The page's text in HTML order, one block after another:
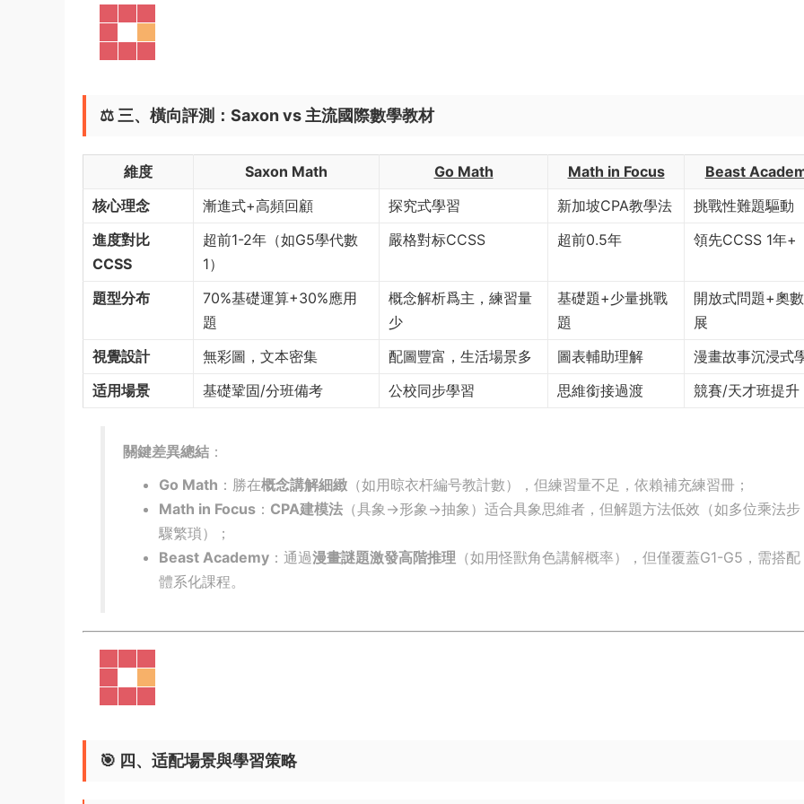
⚖️ ​ 三、橫向評測：Saxon vs 主流國際數學教材
維度 Saxon Math Go Math Math in Focus
Beast
核心理念
漸進式+高頻回顧 探究式學習 新加坡CPA教學法
挑戰性難題驅動
進度對比
CCSS
超前1-2年（如G5學代數
1）
嚴格對标CCSS 超前0.5年 領先CCSS 1年+
題型分布
70%基礎運算+30%應用
題
概念解析爲主，練習量
少
基礎題+少量挑戰
題
開放式問題+奧
展
視覺設計
無彩圖，文本密集 配圖豐富，生活場景多 圖表輔助理解
漫畫故事沉浸式
适用場景
基礎鞏固/分班備考 公校同步學習 思維銜接過渡 競賽/天才班提升
關鍵差異總結 ​：
Go Math ​：勝在概念講解細緻 ​（如用晾衣杆編号教計數），但練習量不足，依賴補充練習冊；
Math in Focus ​：​ CPA建模法 ​（具象→形象→抽象）适合具象思維者，但解題方法低效（如多位乘法步
驟繁瑣）；
Beast Academy ​：通過漫畫謎題激發高階推理 ​（如用怪獸角色講解概率），但僅覆蓋G1-G5，需搭配
體系化課程。
🎯 ​ 四、适配場景與學習策略